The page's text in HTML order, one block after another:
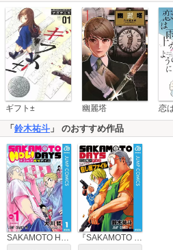
ギフト± 幽麗塔
「 鈴木祐斗 」 のおすすめ作品
SAKAMOTO HOLIDAYS 『SAKAMOTO DAYS』公式ファンブック